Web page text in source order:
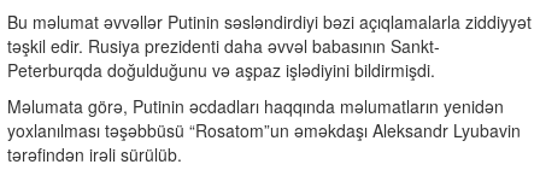
Bu məlumat əvvəllər Putinin səsləndirdiyi bəzi açıqlamalarla ziddiyyət
təşkil edir. Rusiya prezidenti daha əvvəl babasının Sankt-
Peterburqda doğulduğunu və aşpaz işlədiyini bildirmişdi.
Məlumata görə, Putinin əcdadları haqqında məlumatların yenidən
yoxlanılması təşəbbüsü “Rosatom”un əməkdaşı Aleksandr Lyubavin
tərəfindən irəli sürülüb.